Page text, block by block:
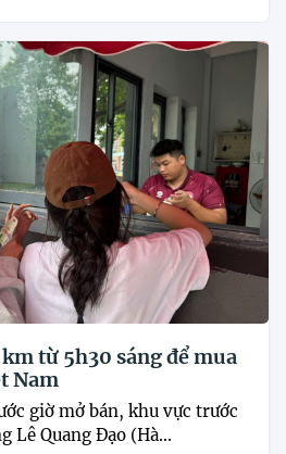
từ 5h30 sáng để mua
Nam
giờ mở bán, khu vực trước
Lê Quang Đạo (Hà...